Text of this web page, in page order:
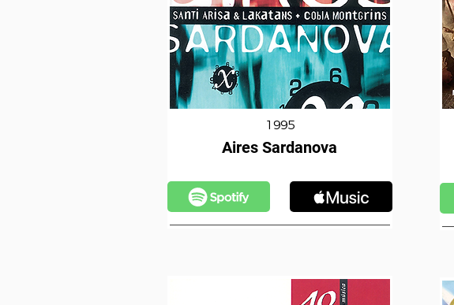
1995
Aires Sardanova